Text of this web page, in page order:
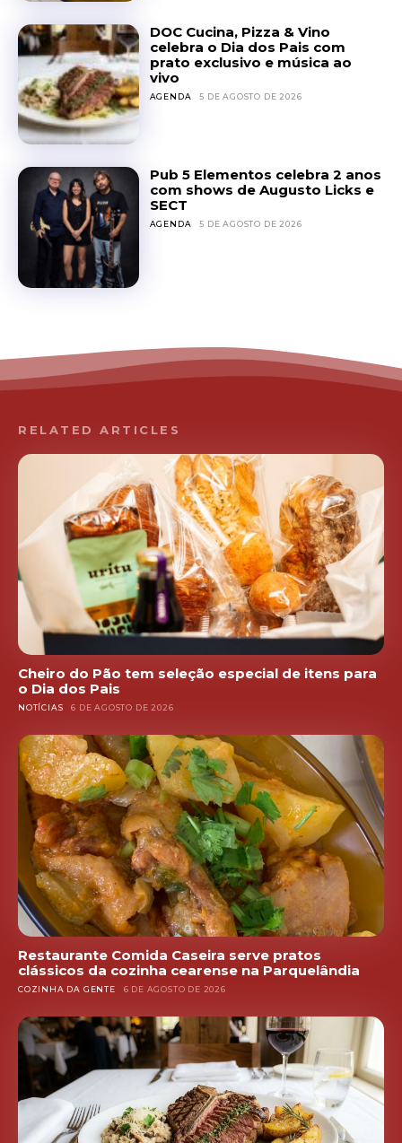
DOC Cucina, Pizza & Vino
celebra o Dia dos Pais com
prato exclusivo e música ao
vivo
AGENDA 5 DE AGOSTO DE 2026
Pub 5 Elementos celebra 2 anos
com shows de Augusto Licks e
SECT
AGENDA 5 DE AGOSTO DE 2026
RELATED ARTICLES
Cheiro do Pão tem seleção especial de itens para
o Dia dos Pais
NOTÍCIAS 6 DE AGOSTO DE 2026
Restaurante Comida Caseira serve pratos
clássicos da cozinha cearense na Parquelândia
COZINHA DA GENTE 6 DE AGOSTO DE 2026